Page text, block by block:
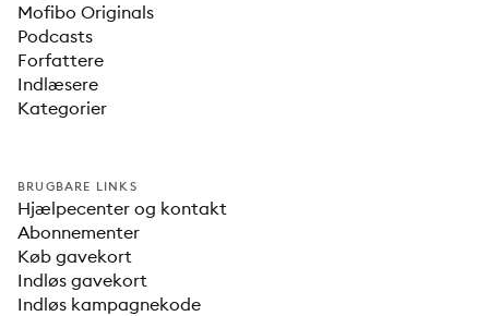
Mofibo Originals
Podcasts
Forfattere
Indlæsere
Kategorier
BRUGBARE LINKS
Hjælpecenter og kontakt
Abonnementer
Køb gavekort
Indløs gavekort
Indløs kampagnekode